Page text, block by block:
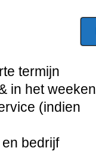
termijn
in het
(indien
bedrijf